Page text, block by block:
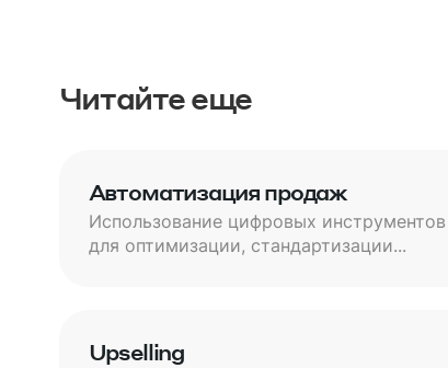
Читайте еще
Автоматизация продаж
Использование цифровых инструментов
для оптимизации, стандартизации...
Upselling